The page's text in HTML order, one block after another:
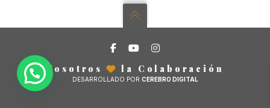
Nosotros la Colaboración
DESARROLLADO POR CEREBRO DIGITAL